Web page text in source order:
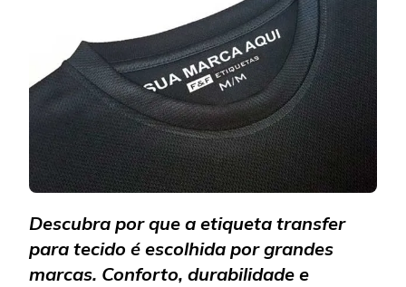
A
DAS
Descubra por que a etiqueta transfer
para tecido é escolhida por grandes
marcas. Conforto, durabilidade e